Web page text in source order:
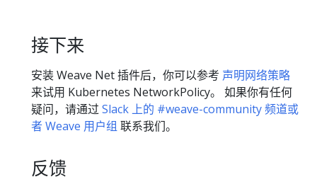
接下来
安装 Weave Net 插件后，你可以参考 声明网络策略
来试用 Kubernetes NetworkPolicy。 如果你有任何
疑问，请通过 Slack 上的 #weave-community 频道或
者 Weave 用户组 联系我们。
反馈